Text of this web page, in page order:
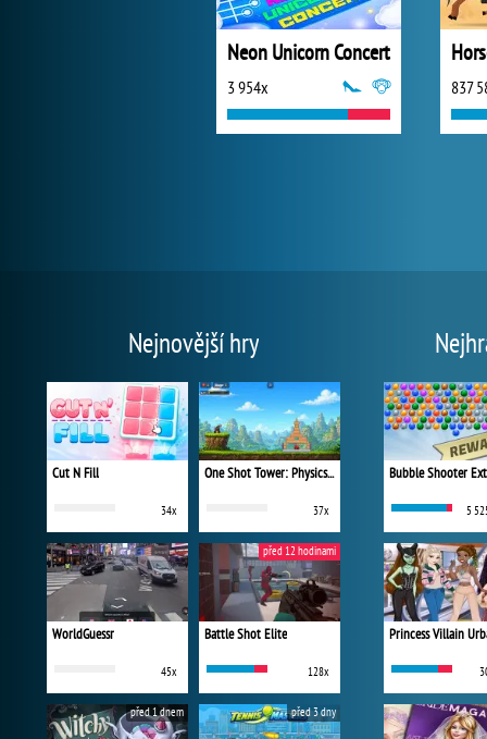
Neon Unicorn Concert
3 954x 837
Nejnovější hry
Cut N Fill
34x
One Shot Tower: Physics Destroyer
37x
WorldGuessr
45x
Battle Shot Elite
128x
před 12 hodinami
před 1 dnem před 3 dny
Bubble Shooter
5